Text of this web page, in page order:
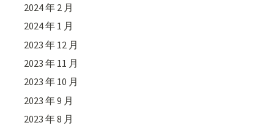
2024 年 2 月
2024 年 1 月
2023 年 12 月
2023 年 11 月
2023 年 10 月
2023 年 9 月
2023 年 8 月